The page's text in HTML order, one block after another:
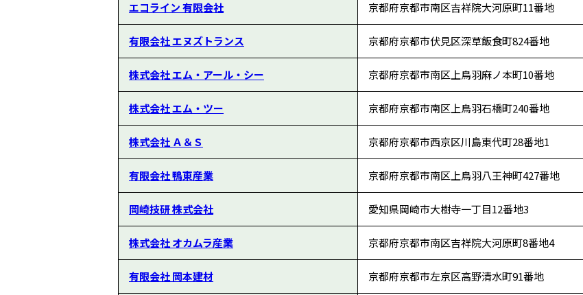
エコライン 有限会社 京都府京都市南区吉祥院大河原町11番地
有限会社 エヌズトランス 京都府京都市伏見区深草飯食町824番地
株式会社 エム・アール・シー 京都府京都市南区上鳥羽麻ノ本町10番地
株式会社 エム・ツー 京都府京都市南区上鳥羽石橋町240番地
株式会社 Ａ＆Ｓ 京都府京都市西京区川島東代町28番地1
有限会社 鴨東産業 京都府京都市南区上鳥羽八王神町427番地
岡崎技研 株式会社 愛知県岡崎市大樹寺一丁目12番地3
株式会社 オカムラ産業 京都府京都市南区吉祥院大河原町8番地4
有限会社 岡本建材 京都府京都市左京区高野清水町91番地